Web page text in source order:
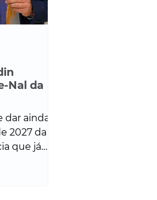
Nal da
dar ainda
2027 da
que já